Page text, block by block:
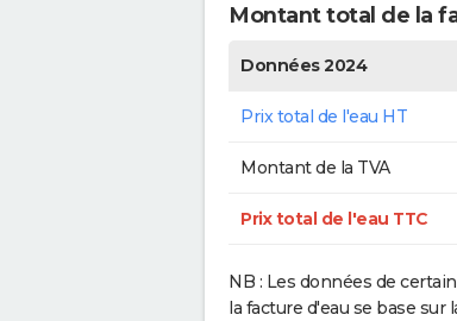
Montant total de la
Données 2024
Prix total de l'eau HT
Montant de la TVA
Prix total de l'eau TTC
NB : Les données de
la facture d'eau se base